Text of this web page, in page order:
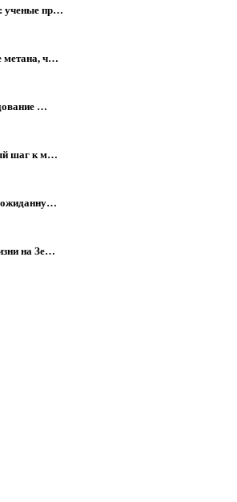
ученые пр…
метана, ч…
…
шаг к м…
на Зе…